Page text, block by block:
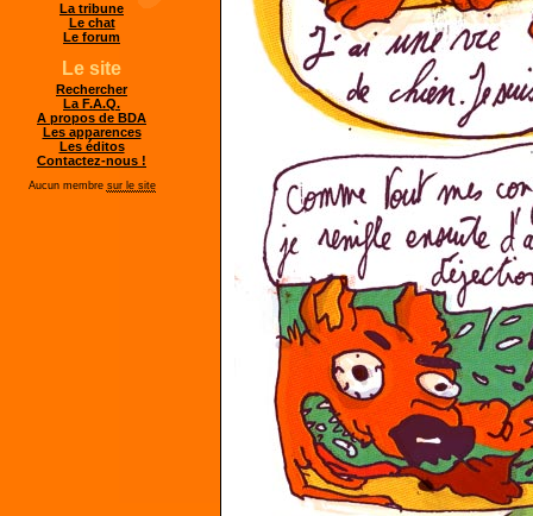
La tribune
Le chat
Le forum
Le site
Rechercher
La F.A.Q.
A propos de BDA
Les apparences
Les éditos
Contactez-nous !
Aucun membre sur le site